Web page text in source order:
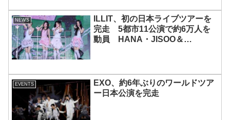
NEWS
ILLIT、初の日本ライブツアーを
完走 5都市11公演で約6万人を
動員 HANA・JISOO＆
EVENTS
EXO、約6年ぶりのワールドツア
ー日本公演を完走